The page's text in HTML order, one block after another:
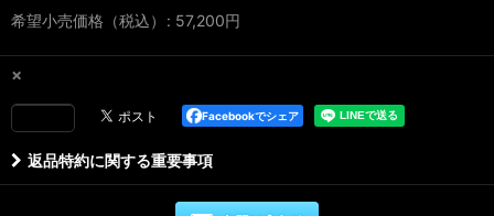
希望小売価格（税込） : 57,200円
×
Facebookでシェア
返品特約に関する重要事項